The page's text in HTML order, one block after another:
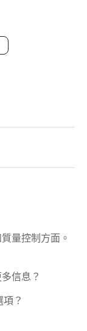
量控制方面。
信息？
？